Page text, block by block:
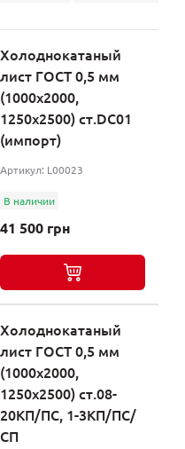
Холоднокатаный
лист ГОСТ 0,5 мм
(1000х2000,
1250х2500) ст.DC01
(импорт)
Артикул: L00023
В наличии
41 500 грн
Холоднокатаный
лист ГОСТ 0,5 мм
(1000х2000,
1250х2500) ст.08-
20КП/ПС, 1-3КП/ПС/
СП